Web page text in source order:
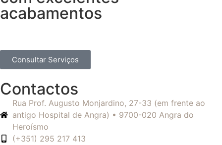
acabamentos
Consultar Serviços
Contactos
Rua Prof. Augusto Monjardino, 27-33 (em frente ao
antigo Hospital de Angra) • 9700-020 Angra do
Heroísmo
(+351) 295 217 413